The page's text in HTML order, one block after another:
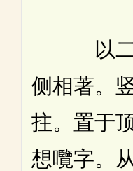
以二手
侧相著。
拄。置于
想囕字。